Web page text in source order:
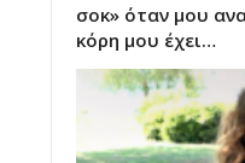
σοκ» όταν μου
κόρη μου έχει…